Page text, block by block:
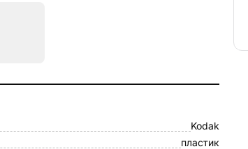
Kodak
пластик